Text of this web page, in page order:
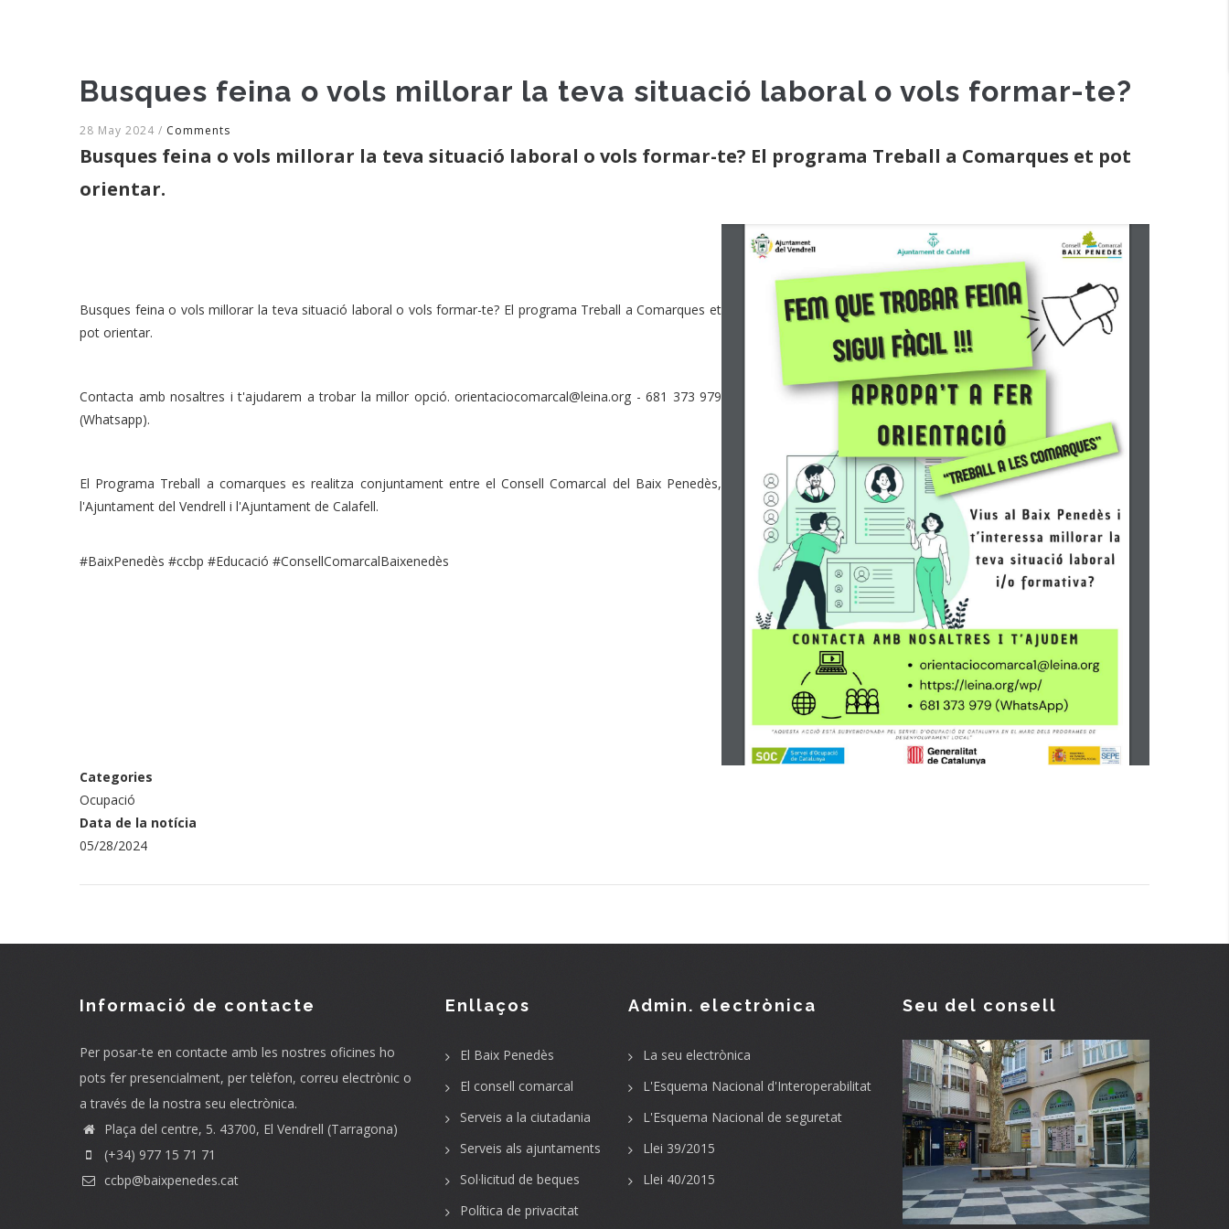
Busques feina o vols millorar la teva situació laboral o vols formar-te?
28 May 2024 / Comments
Busques feina o vols millorar la teva situació laboral o vols formar-te? El programa Treball a Comarques et pot
orientar.
Busques feina o vols millorar la teva situació laboral o vols formar-te? El programa Treball a Comarques et
pot orientar.
Contacta amb nosaltres i t'ajudarem a trobar la millor opció. orientaciocomarcal@leina.org - 681 373 979
(Whatsapp).
El Programa Treball a comarques es realitza conjuntament entre el Consell Comarcal del Baix Penedès,
l'Ajuntament del Vendrell i l'Ajuntament de Calafell.
#BaixPenedès #ccbp #Educació #ConsellComarcalBaixenedès
Categories
Ocupació
Data de la notícia
05/28/2024
Informació de contacte
Per posar-te en contacte amb les nostres oficines ho
pots fer presencialment, per telèfon, correu electrònic o
a través de la nostra seu electrònica.
Plaça del centre, 5. 43700, El Vendrell (Tarragona)
(+34) 977 15 71 71
ccbp@baixpenedes.cat
Enllaços
El Baix Penedès
El consell comarcal
Serveis a la ciutadania
Serveis als ajuntaments
Sol·licitud de beques
Política de privacitat
Admin. electrònica
La seu electrònica
L'Esquema Nacional d'Interoperabilitat
L'Esquema Nacional de seguretat
Llei 39/2015
Llei 40/2015
Seu del consell